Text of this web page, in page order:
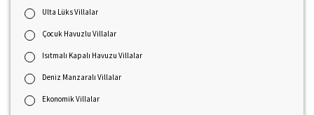
Ulta Lüks Villalar
Çocuk Havuzlu Villalar
Isıtmalı Kapalı Havuzu Villalar
Deniz Manzaralı Villalar
Ekonomik Villalar